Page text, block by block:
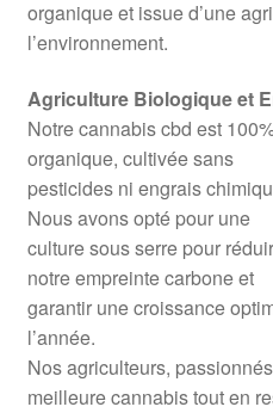
organique et issue d’une
l’environnement.
Agriculture Biologique et
Notre cannabis cbd est
organique, cultivée sans
pesticides ni engrais
Nous avons opté pour une
culture sous serre pour
notre empreinte carbone et
garantir une croissance
l’année.
Nos agriculteurs,
meilleure cannabis tout en